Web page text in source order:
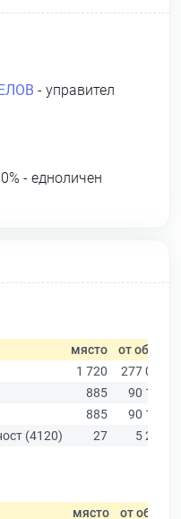
- управител
- едноличен
място от общо
1 720
277 019
885
90 178
885
90 178
(4120)
27 5 291
място от общо